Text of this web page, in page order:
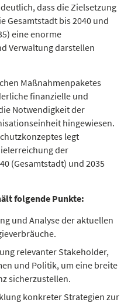
dass die Zielsetzung
Gesamtstadt bis 2040 und
eine enorme
Verwaltung darstellen
Maßnahmenpaketes
finanzielle und
Notwendigkeit der
hingewiesen.
legt
der
(Gesamtstadt) und 2035
folgende Punkte:
und Analyse der aktuellen
relevanter Stakeholder,
und Politik, um eine breite
sicherzustellen.
konkreter Strategien zur